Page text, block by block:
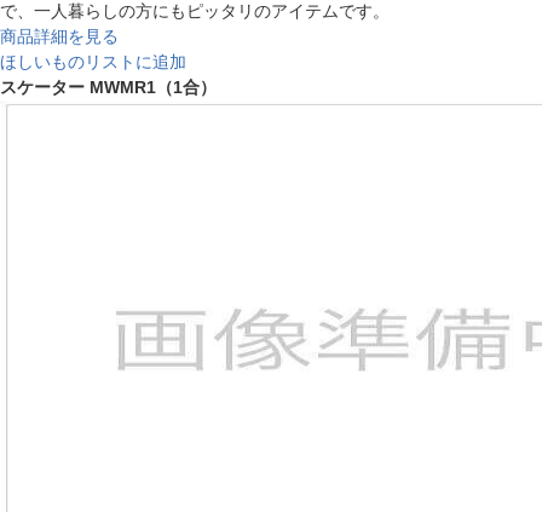
で、一人暮らしの方にもピッタリのアイテムです。
商品詳細を見る
ほしいものリストに追加
スケーター MWMR1（1合）